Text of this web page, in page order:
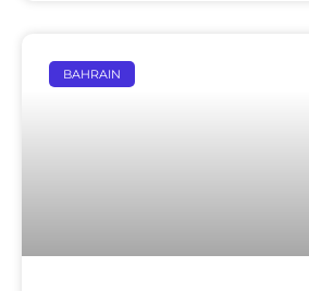
BAHRAIN